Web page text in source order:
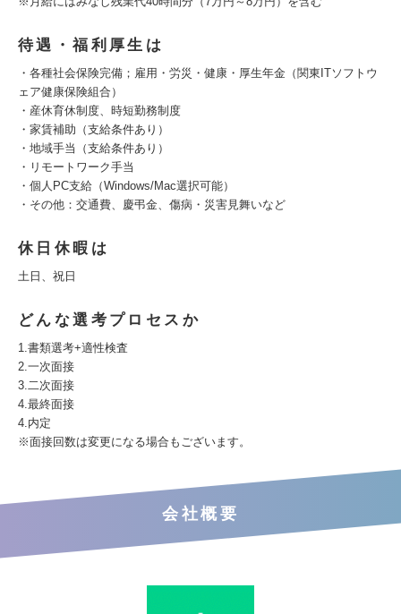
待遇・福利厚生は
・各種社会保険完備；雇用・労災・健康・厚生年金（関東ITソフトウ
ェア健康保険組合）
・産休育休制度、時短勤務制度
・家賃補助（支給条件あり）
・地域手当（支給条件あり）
・リモートワーク手当
・個人PC支給（Windows/Mac選択可能）
・その他：交通費、慶弔金、傷病・災害見舞いなど
休日休暇は
土日、祝日
どんな選考プロセスか
1.書類選考+適性検査
2.一次面接
3.二次面接
4.最終面接
4.内定
※面接回数は変更になる場合もございます。
会社概要